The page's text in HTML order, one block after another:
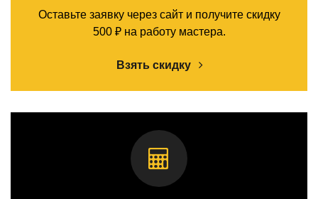
Оставьте заявку через сайт и получите скидку
500 ₽ на работу мастера.
Взять скидку